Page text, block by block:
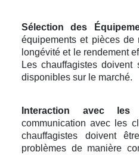
Sélection des
équipements et pièces
longévité et le rendement
Les chauffagistes
disponibles sur le marché.
Interaction avec les
communication avec les
chauffagistes doivent
problèmes de manière